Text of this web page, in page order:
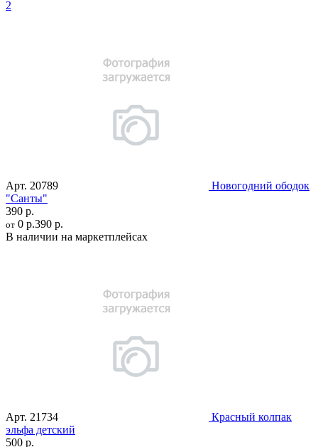
2
Арт. 20789
Новогодний ободок
"Санты"
390 р.
от 0 р.390 р.
В наличии на маркетплейсах
Арт. 21734
Красный колпак
эльфа детский
500 р.